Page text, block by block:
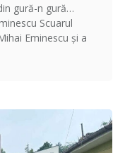
gură-n gură…
Scuarul
Eminescu și a